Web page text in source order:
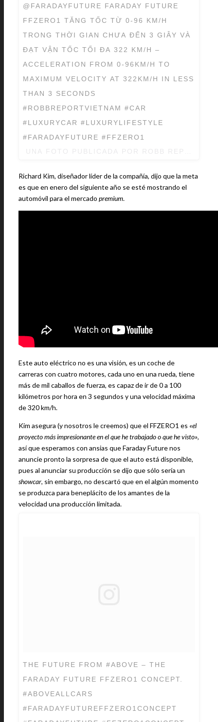
@FARADAYFUTURE FARADAY FUTURE
FFZERO1 TĂNG TỐC TỪ 0-96 KM/H
TRONG THỜI GIAN CHƯA ĐẾN 3 GIÂY VÀ
ĐẠT VẬN TỐC TỐI ĐA 322 KM/H –
ACCELERATION FROM 0-96KM/H TO
MAXIMUM VELOCITY AT 322KM/H IN LESS
THAN 3 SECONDS
#ROBBREPORTVIETNAM #CAR
#LUXURYCAR #LUXURYLIFESTYLE
#FARADAYFUTURE #FFZERO1
Richard Kim, diseñador líder de la compañía, dijo que la meta
es que en enero del siguiente año se esté mostrando el
automóvil para el mercado premium.
Este auto eléctrico no es una visión, es un coche de
carreras con cuatro motores, cada uno en una rueda, tiene
más de mil caballos de fuerza, es capaz de ir de 0 a 100
kilómetros por hora en 3 segundos y una velocidad máxima
de 320 km/h.
Kim asegura (y nosotros le creemos) que el FFZERO1 es «el
proyecto más impresionante en el que he trabajado o que he visto»,
así que esperamos con ansias que Faraday Future nos
anuncie pronto la sorpresa de que el auto está disponible,
pues al anunciar su producción se dijo que sólo sería un
showcar, sin embargo, no descartó que en el algún momento
se produzca para beneplácito de los amantes de la
velocidad una producción limitada.
THE FUTURE FROM #ABOVE – THE
FARADAY FUTURE FFZERO1 CONCEPT.
#ABOVEALLCARS
#FARADAYFUTUREFFZERO1CONCEPT